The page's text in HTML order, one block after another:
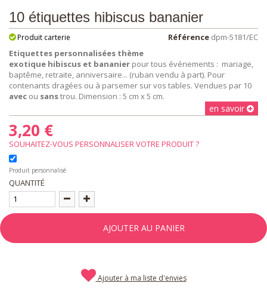
10 étiquettes hibiscus bananier
Référence dpm-5181/EC
Produit carterie
Etiquettes personnalisées thème
exotique hibiscus et bananier pour tous événements : mariage,
baptême, retraite, anniversaire... (ruban vendu à part). Pour
contenants dragées ou à parsemer sur vos tables. Vendues par 10
avec ou sanstrou. Dimension : 5 cm x 5 cm.
en savoir
3,20 €
Produit personnalisé
QUANTITÉ
AJOUTER AU PANIER
Ajouter à ma liste d'envies